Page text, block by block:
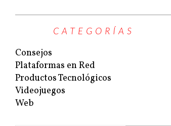
CATEGORÍAS
Consejos
Plataformas en Red
Productos Tecnológicos
Videojuegos
Web